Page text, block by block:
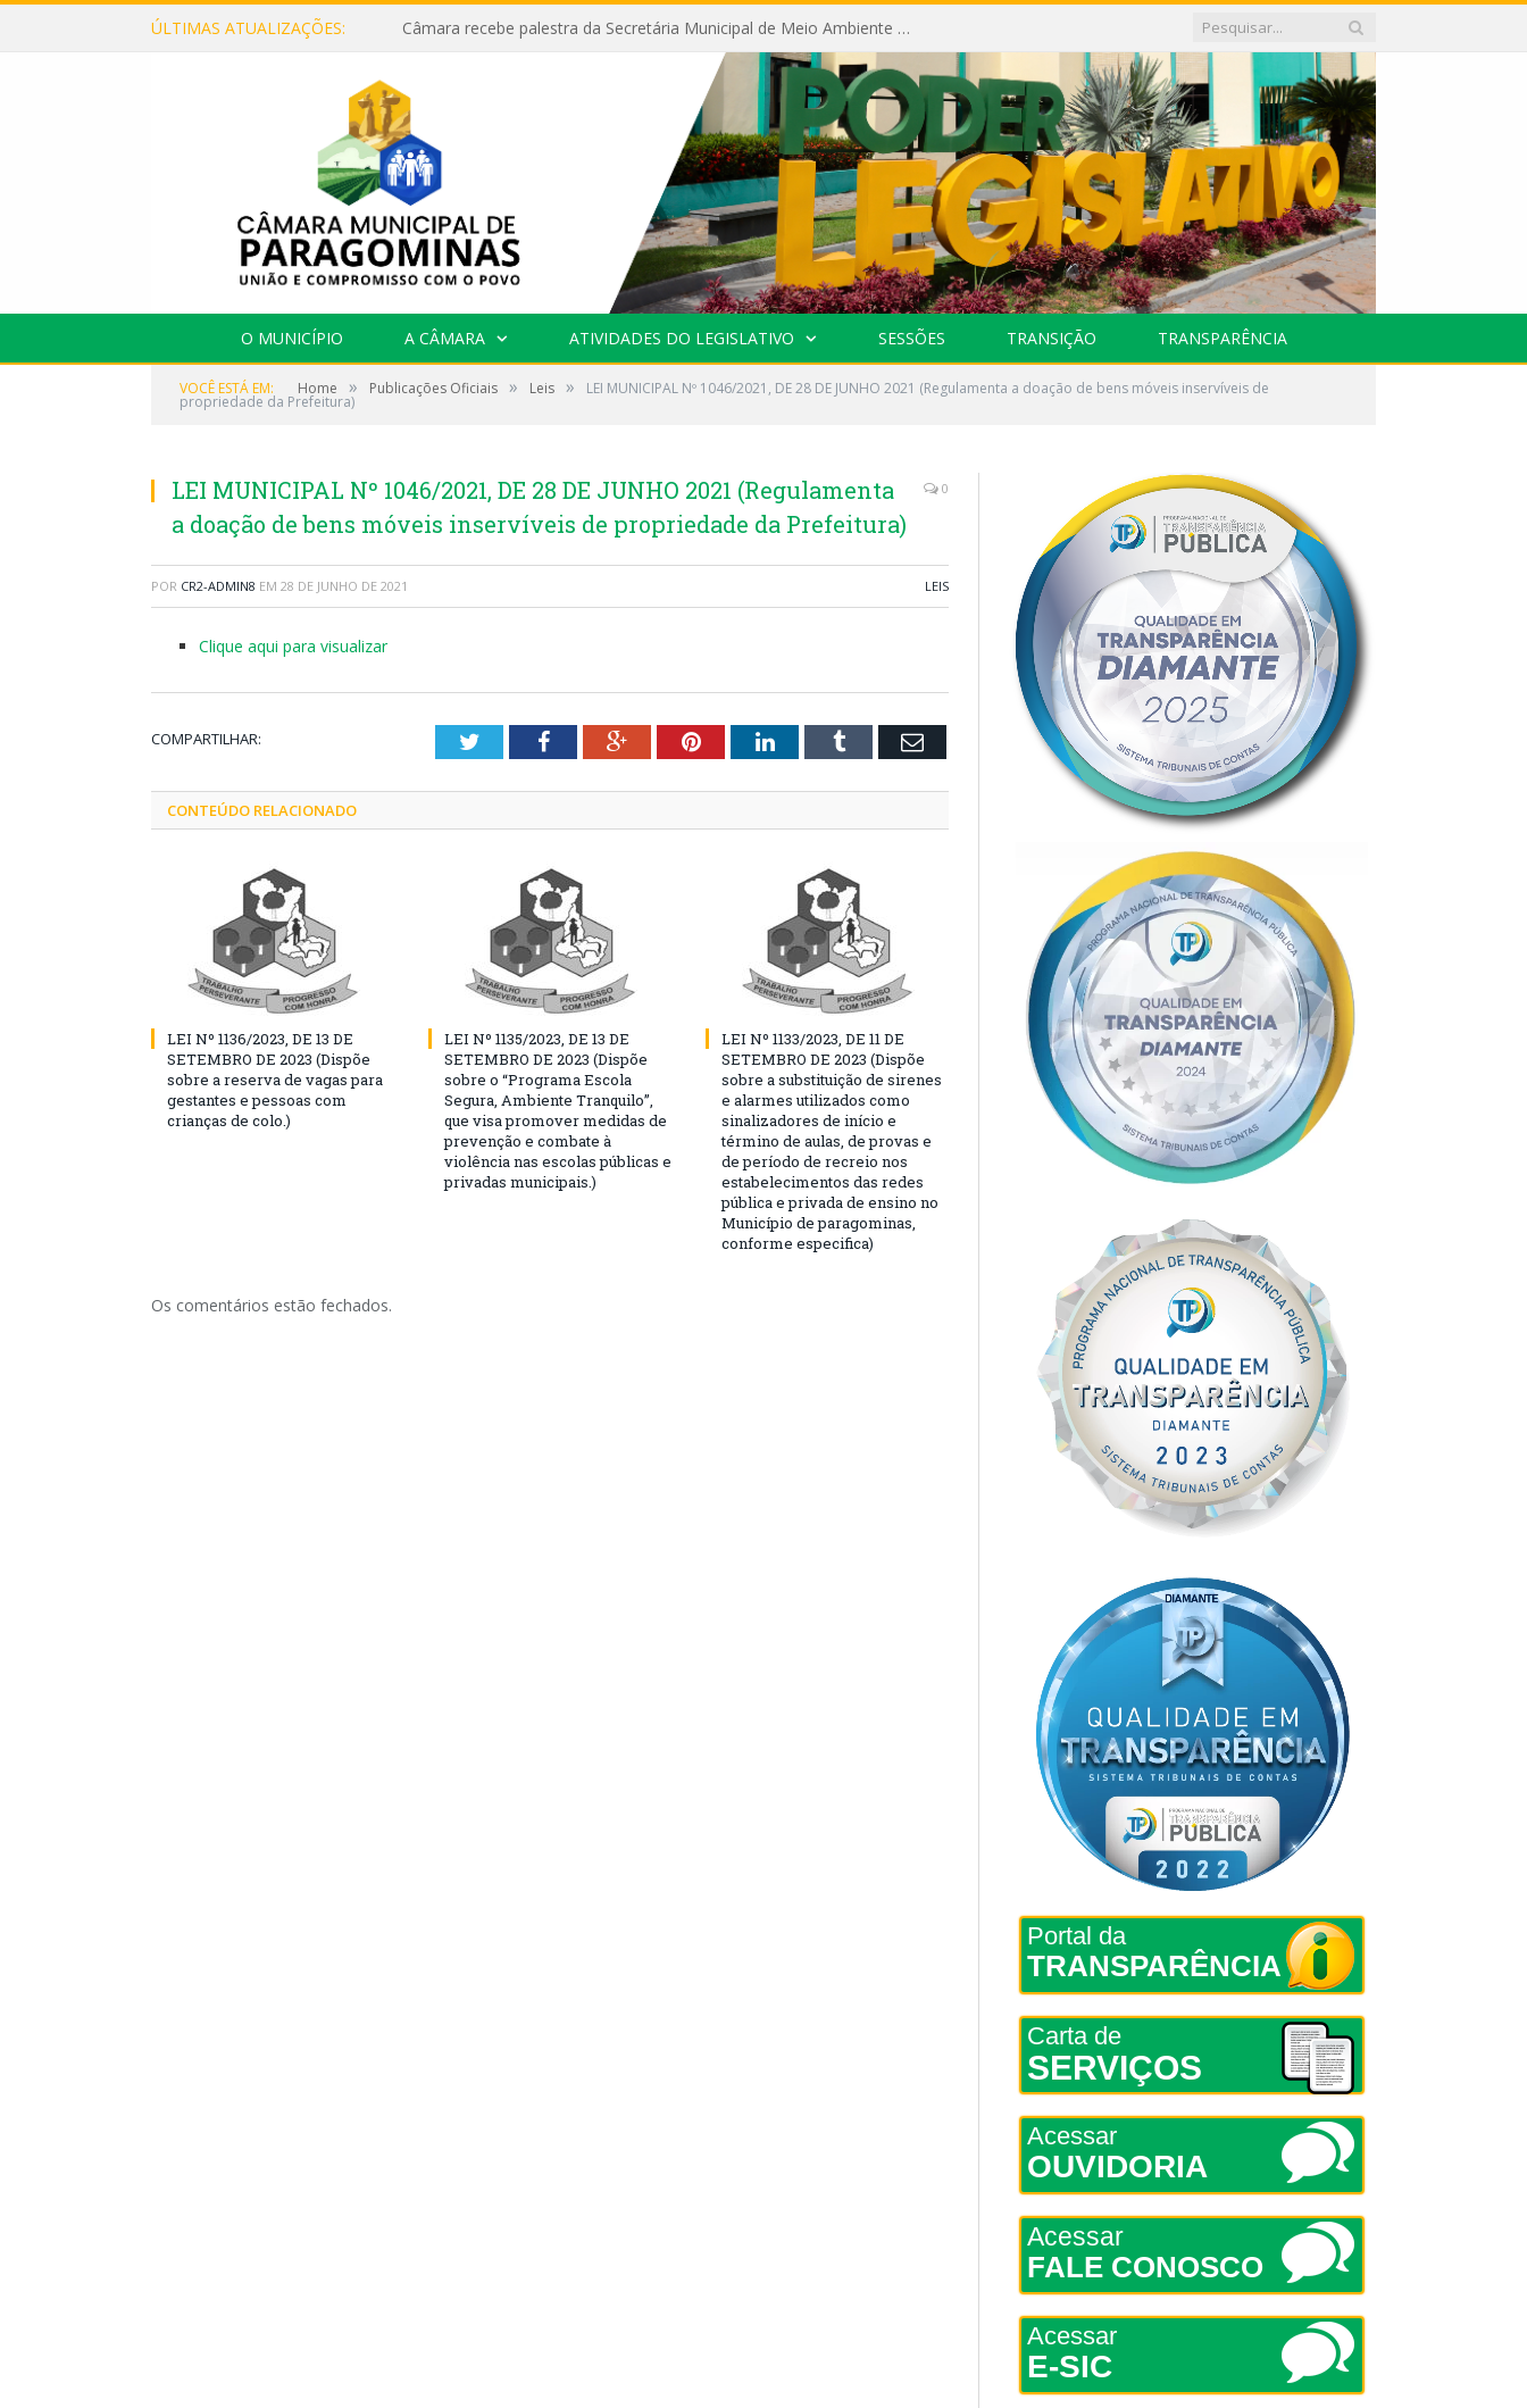
ÚLTIMAS ATUALIZAÇÕES: Câmara recebe palestra da Secretária Municipal de Meio Ambiente sobre as ações da “SEMANA DO MEIO AMBIENTE”
O MUNICÍPIO A CÂMARA ATIVIDADES DO LEGISLATIVO SESSÕES TRANSIÇÃO TRANSPARÊNCIA
VOCÊ ESTÁ EM: Home » Publicações Oficiais » Leis » LEI MUNICIPAL Nº 1046/2021, DE 28 DE JUNHO 2021 (Regulamenta a doação de bens móveis inservíveis de
propriedade da Prefeitura)
LEI MUNICIPAL Nº 1046/2021, DE 28 DE JUNHO 2021 (Regulamenta
a doação de bens móveis inservíveis de propriedade da Prefeitura)
0
POR CR2-ADMIN8 EM 28 DE JUNHO DE 2021 LEIS
Clique aqui para visualizar
COMPARTILHAR: TwitterFacebookGoogle+PinterestLinkedInTumblr Email
CONTEÚDO RELACIONADO
LEI Nº 1136/2023, DE 13 DE
SETEMBRO DE 2023 (Dispõe
sobre a reserva de vagas para
gestantes e pessoas com
crianças de colo.)
LEI Nº 1135/2023, DE 13 DE
SETEMBRO DE 2023 (Dispõe
sobre o “Programa Escola
Segura, Ambiente Tranquilo”,
que visa promover medidas de
prevenção e combate à
violência nas escolas públicas e
privadas municipais.)
LEI Nº 1133/2023, DE 11 DE
SETEMBRO DE 2023 (Dispõe
sobre a substituição de sirenes
e alarmes utilizados como
sinalizadores de início e
término de aulas, de provas e
de período de recreio nos
estabelecimentos das redes
pública e privada de ensino no
Município de paragominas,
conforme especifica)
Os comentários estão fechados.
Portal da
TRANSPARÊNCIA
Carta de
SERVIÇOS
Acessar
OUVIDORIA
Acessar
FALE CONOSCO
Acessar
E-SIC